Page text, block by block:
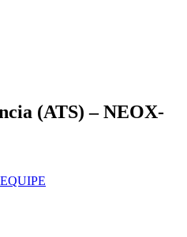
(ATS) – NEOX-